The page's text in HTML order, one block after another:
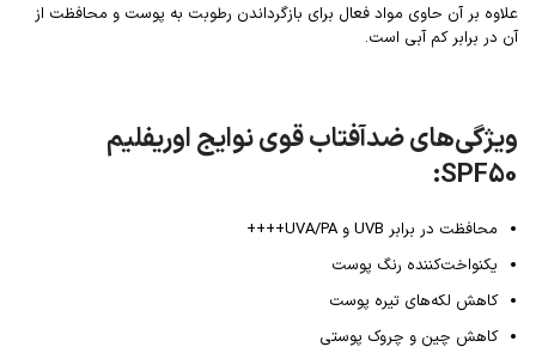
علاوه بر آن حاوی مواد فعال برای بازگرداندن رطوبت به پوست و محافظت از
آن در برابر کم آبی است.
ویژگی‌های ضدآفتاب قوی نوایج اوریفلیم
SPF50:
محافظت در برابر UVB و UVA/PA++++
یکنواخت‌کننده رنگ پوست
کاهش لکه‌های تیره پوست
کاهش چین و چروک پوستی